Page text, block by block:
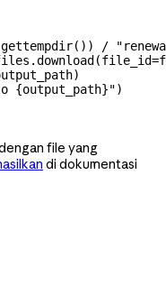
/
file_id=
{output_path}")
file yang
di dokumentasi